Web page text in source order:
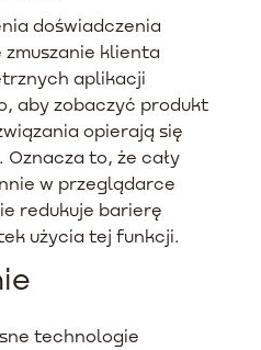
doświadczenia
klienta
aplikacji
aby zobaczyć produkt
opierają się
to, że cały
w przeglądarce
redukuje barierę
użycia tej funkcji.
technologie